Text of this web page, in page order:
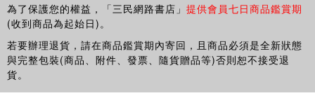
會議規範與開好班會
西北淪陷的回憶
先總統 蔣公對青年重要訓示的闡釋
認清共匪的統戰陰謀
勤勞與健康
為了保護您的權益，「三民網路書店」 提供會員七日商品鑑賞期
(收到商品為起始日)。
若要辦理退貨，請在商品鑑賞期內寄回，且商品必須是全新狀態
與完整包裝(商品、附件、發票、隨貨贈品等)否則恕不接受退
貨。